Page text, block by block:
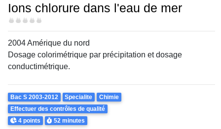
Ions chlorure dans l'eau de mer
Difficulté
2004 Amérique du nord
Dosage colorimétrique par précipitation et dosage
conductimétrique.
Theme
Bac S 2003-2012 Specialite
Chimie
Effectuer des contrôles de qualité
Points
4 points Durée
52 minutes